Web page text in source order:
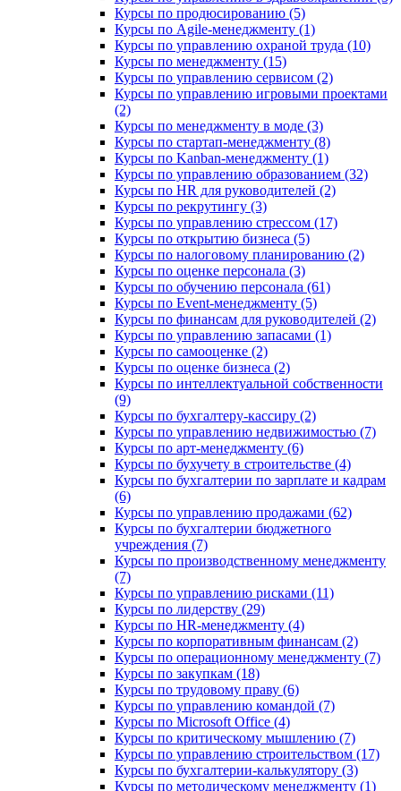
Курсы по продюсированию (5)
Курсы по Agile-менеджменту (1)
Курсы по управлению охраной труда (10)
Курсы по менеджменту (15)
Курсы по управлению сервисом (2)
Курсы по управлению игровыми проектами
(2)
Курсы по менеджменту в моде (3)
Курсы по стартап-менеджменту (8)
Курсы по Kanban-менеджменту (1)
Курсы по управлению образованием (32)
Курсы по HR для руководителей (2)
Курсы по рекрутингу (3)
Курсы по управлению стрессом (17)
Курсы по открытию бизнеса (5)
Курсы по налоговому планированию (2)
Курсы по оценке персонала (3)
Курсы по обучению персонала (61)
Курсы по Event-менеджменту (5)
Курсы по финансам для руководителей (2)
Курсы по управлению запасами (1)
Курсы по самооценке (2)
Курсы по оценке бизнеса (2)
Курсы по интеллектуальной собственности
(9)
Курсы по бухгалтеру-кассиру (2)
Курсы по управлению недвижимостью (7)
Курсы по арт-менеджменту (6)
Курсы по бухучету в строительстве (4)
Курсы по бухгалтерии по зарплате и кадрам
(6)
Курсы по управлению продажами (62)
Курсы по бухгалтерии бюджетного
учреждения (7)
Курсы по производственному менеджменту
(7)
Курсы по управлению рисками (11)
Курсы по лидерству (29)
Курсы по HR-менеджменту (4)
Курсы по корпоративным финансам (2)
Курсы по операционному менеджменту (7)
Курсы по закупкам (18)
Курсы по трудовому праву (6)
Курсы по управлению командой (7)
Курсы по Microsoft Office (4)
Курсы по критическому мышлению (7)
Курсы по управлению строительством (17)
Курсы по бухгалтерии-калькулятору (3)
Курсы по методическому менеджменту (1)